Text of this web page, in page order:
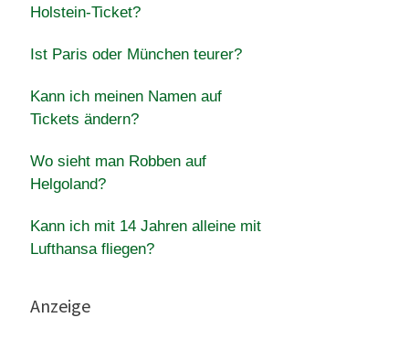
Holstein-Ticket?
Ist Paris oder München teurer?
Kann ich meinen Namen auf
Tickets ändern?
Wo sieht man Robben auf
Helgoland?
Kann ich mit 14 Jahren alleine mit
Lufthansa fliegen?
Anzeige